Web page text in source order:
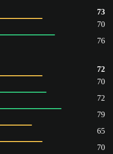
73
70
76
72
70
72
79
65
70